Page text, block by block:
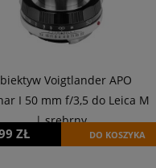
Voigtlander APO
I 50 mm f/3,5 do Leica M
| srebrny
ZŁ DO KOSZYKA